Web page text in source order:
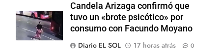
Candela Arizaga confirmó que
tuvo un «brote psicótico» por
consumo con Facundo Moyano
Diario EL SOL
17 horas atrás 0